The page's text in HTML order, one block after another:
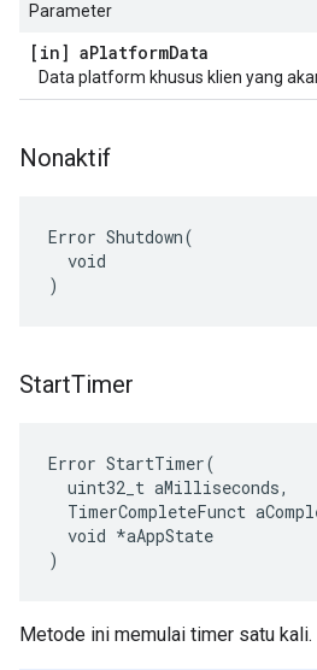
Parameter
[in] aPlatformData
Data platform khusus klien yang
Nonaktif
Error Shutdown(
  void
)
StartTimer
Error StartTimer(
  uint32_t aMilliseconds,
TimerCompleteFunct
  void *aAppState
)
Metode ini memulai timer satu kali.